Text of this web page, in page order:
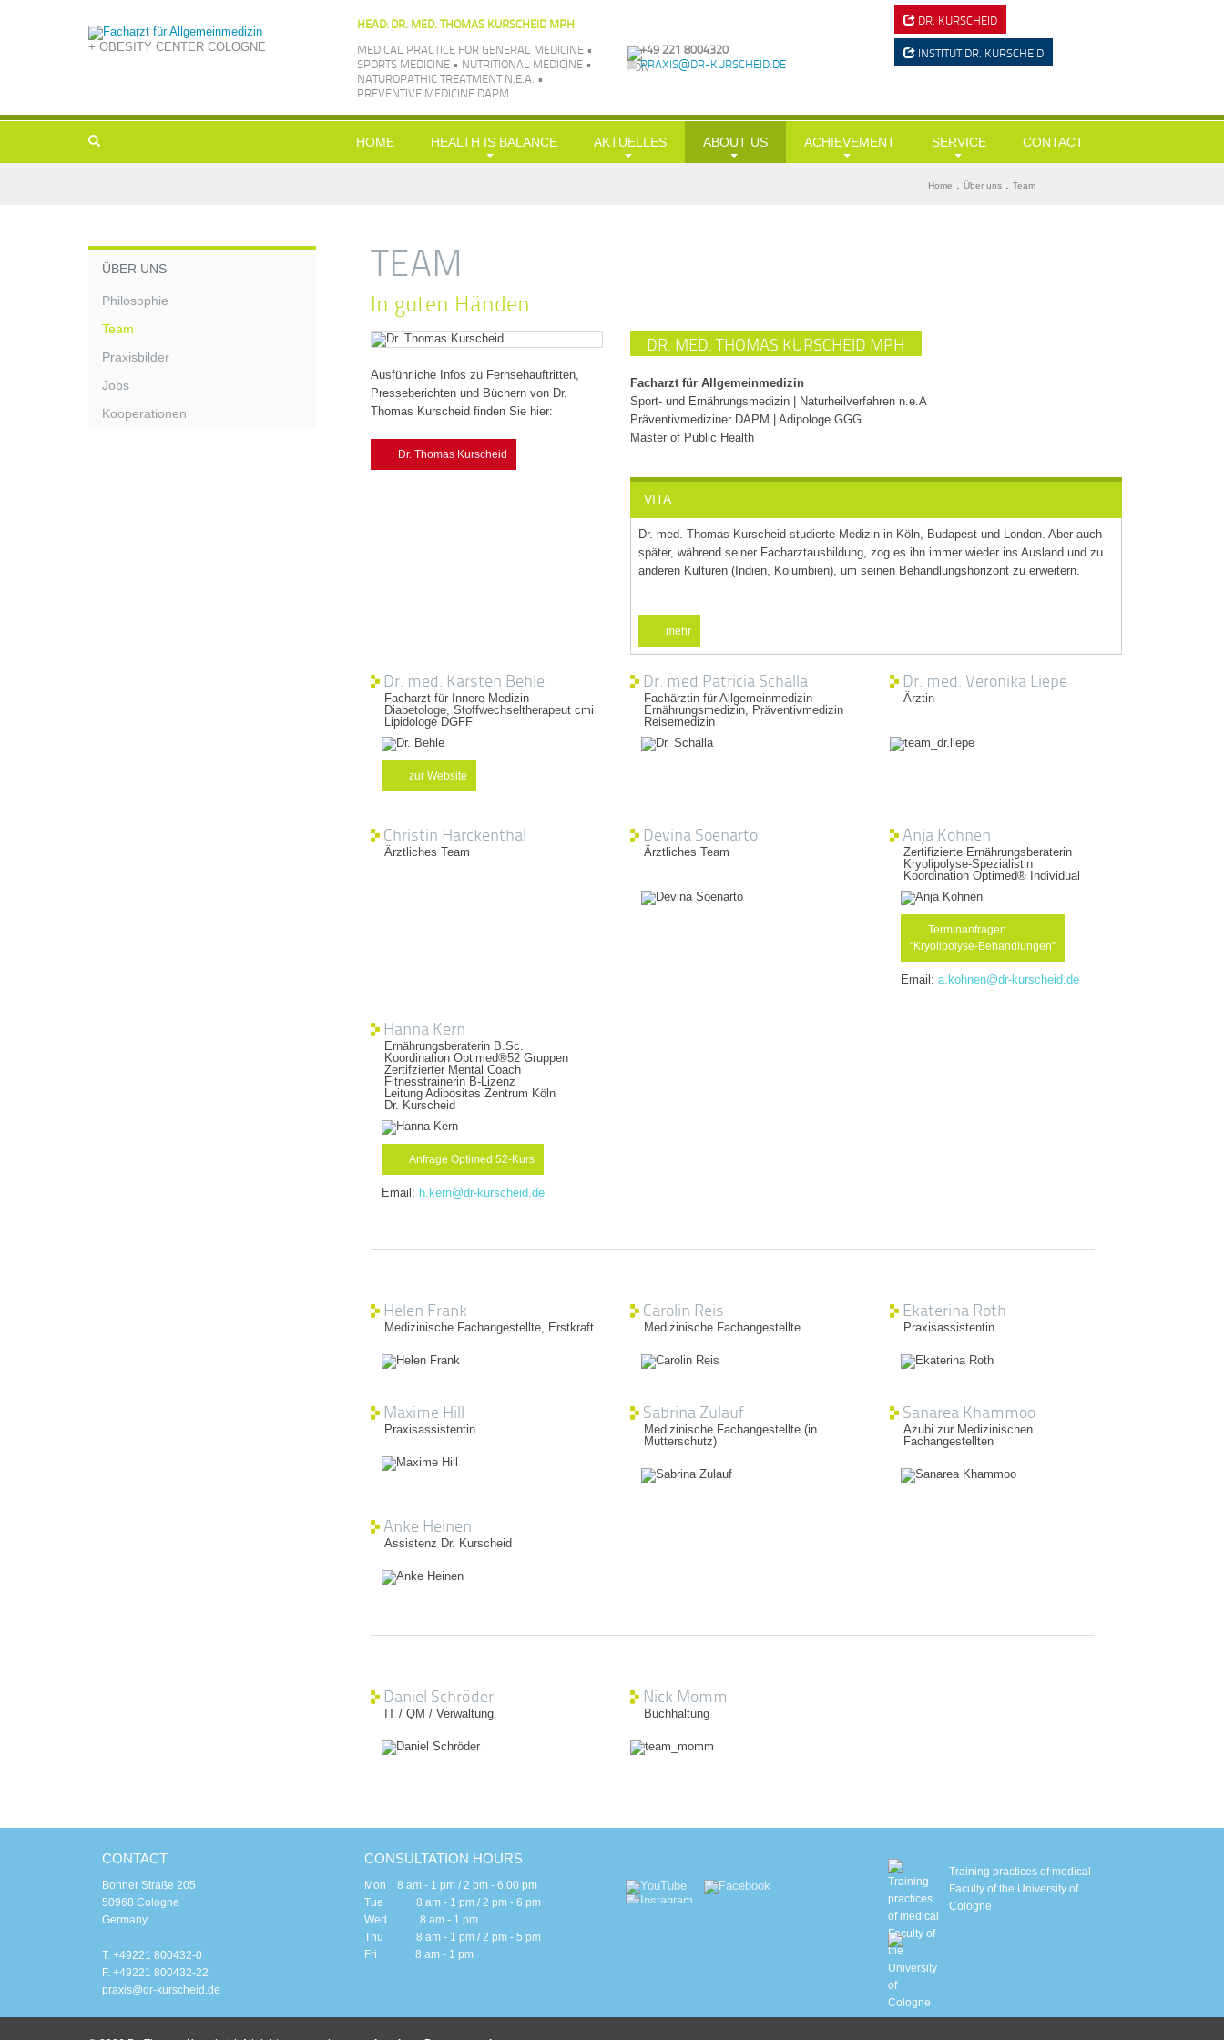
+ OBESITY CENTER COLOGNE
HEAD: DR. MED. THOMAS KURSCHEID MPH
MEDICAL PRACTICE FOR GENERAL MEDICINE •
SPORTS MEDICINE • NUTRITIONAL MEDICINE •
NATUROPATHIC TREATMENT N.E.A. •
PREVENTIVE MEDICINE DAPM
+49 221 8004320
PRAXIS@DR-KURSCHEID.DE
DR. KURSCHEID
INSTITUTDR. KURSCHEID
HOME HEALTH IS BALANCE
Leisure
Simplification
Balance
AKTUELLES ABOUT US ACHIEVEMENT
Intervallfasten und Heilfasten
cryo chamber
Hautstraffung mit Sofwave™
Biologisches Alter bestimmen
Schlafanalyse
IHHT – Sauerstofftherapie
SERVICE CONTACT
Home . Über uns . Team
ÜBER UNS
Philosophie
Team
Praxisbilder
Jobs
Kooperationen
TEAM
In guten Händen
Ausführliche Infos zu Fernsehauftritten,
Presseberichten und Büchern von Dr.
Thomas Kurscheid finden Sie hier:
Dr. Thomas Kurscheid
DR. MED. THOMAS KURSCHEID MPH
Facharzt für Allgemeinmedizin
Sport- und Ernährungsmedizin | Naturheilverfahren n.e.A
Präventivmediziner DAPM | Adipologe GGG
Master of Public Health
VITA
Dr. med. Thomas Kurscheid studierte Medizin in Köln, Budapest und London. Aber auch
später, während seiner Facharztausbildung, zog es ihn immer wieder ins Ausland und zu
anderen Kulturen (Indien, Kolumbien), um seinen Behandlungshorizont zu erweitern.
mehr
Dr. med. Karsten Behle
Facharzt für Innere Medizin
Diabetologe, Stoffwechseltherapeut cmi
Lipidologe DGFF
zur Website
Dr. med Patricia Schalla
Fachärztin für Allgemeinmedizin
Ernährungsmedizin, Präventivmedizin
Reisemedizin
Dr. med. Veronika Liepe
Ärztin
Christin Harckenthal
Ärztliches Team
Devina Soenarto
Ärztliches Team
Anja Kohnen
Zertifizierte Ernährungsberaterin
Kryolipolyse-Spezialistin
Koordination Optimed® Individual
Terminanfragen
“Kryolipolyse-Behandlungen”
Email: a.kohnen@dr-kurscheid.de
Hanna Kern
Ernährungsberaterin B.Sc.
Koordination Optimed®52 Gruppen
Zertifzierter Mental Coach
Fitnesstrainerin B-Lizenz
Leitung Adipositas Zentrum Köln
Dr. Kurscheid
Anfrage Optimed 52-Kurs
Email: h.kern@dr-kurscheid.de
Helen Frank
Medizinische Fachangestellte, Erstkraft
Carolin Reis
Medizinische Fachangestellte
Ekaterina Roth
Praxisassistentin
Maxime Hill
Praxisassistentin
Sabrina Zulauf
Medizinische Fachangestellte (in
Mutterschutz)
Sanarea Khammoo
Azubi zur Medizinischen
Fachangestellten
Anke Heinen
Assistenz Dr. Kurscheid
Daniel Schröder
IT / QM / Verwaltung
Nick Momm
Buchhaltung
CONTACT
Bonner Straße 205
50968 Cologne
Germany
T. +49221 800432-0
F. +49221 800432-22
praxis@dr-kurscheid.de
CONSULTATION HOURS
Mon 8 am - 1 pm / 2 pm - 6:00 pm
Tue 8 am - 1 pm / 2 pm - 6 pm
Wed 8 am - 1 pm
Thu 8 am - 1 pm / 2 pm - 5 pm
Fri 8 am - 1 pm
Training practices of medical
Faculty of the University of
Cologne